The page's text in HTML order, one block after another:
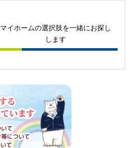
マイホームの選択肢を一緒にお探し
します